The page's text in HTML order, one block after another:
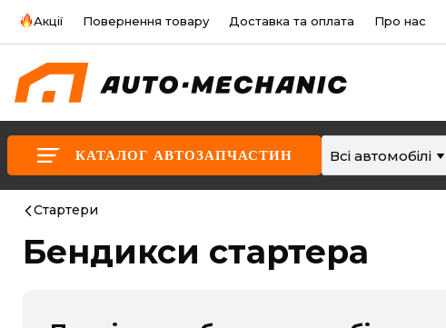
Акції Повернення товару Доставка та оплата Про нас
КАТАЛОГ АВТОЗАПЧАСТИН Всі автомобілі
Стартери
Бендикси стартера